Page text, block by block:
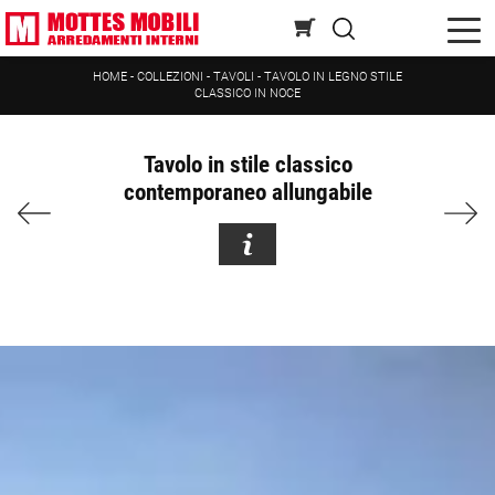
HOME - COLLEZIONI - TAVOLI - TAVOLO IN LEGNO STILE
CLASSICO IN NOCE
Tavolo in stile classico
contemporaneo allungabile